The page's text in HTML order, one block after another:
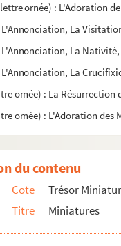
ornée) : L'Adoration
La
La
La
ornée) : La Résurrection
ornée) : L'Adoration des
du contenu
Cote
Trésor
Titre
Miniatures